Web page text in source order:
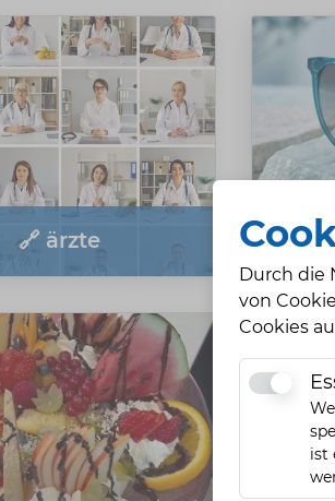
🔗 ärzte
Durch die
von
Cookies
Essentiell
ist